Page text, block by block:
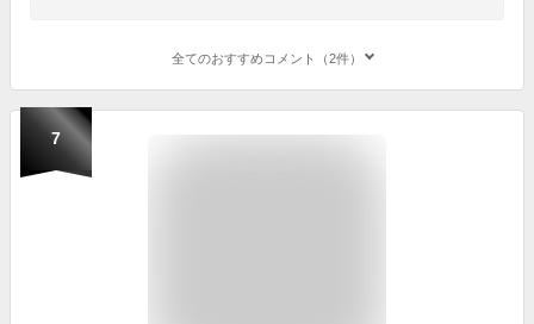
全てのおすすめコメント（2件）
7